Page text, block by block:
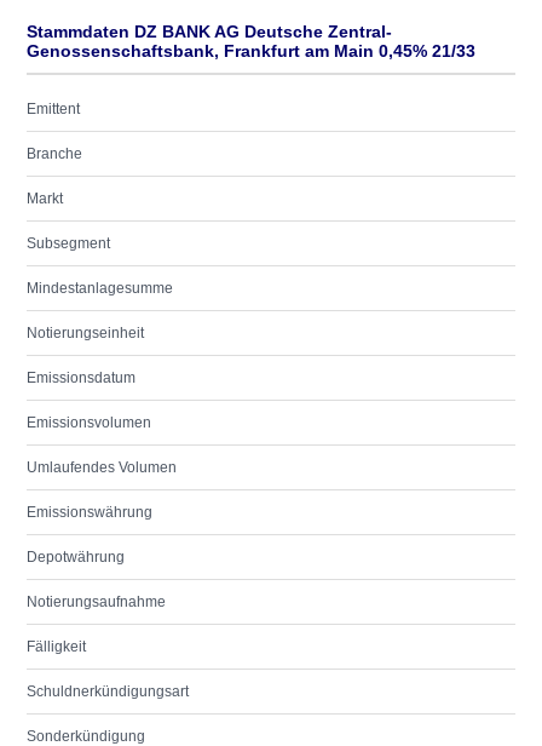
Stammdaten DZ BANK AG Deutsche Zentral-
Genossenschaftsbank, Frankfurt am Main 0,45% 21/33
Emittent
Branche
Markt
Subsegment
Mindestanlagesumme
Notierungseinheit
Emissionsdatum
Emissionsvolumen
Umlaufendes Volumen
Emissionswährung
Depotwährung
Notierungsaufnahme
Fälligkeit
Schuldnerkündigungsart
Sonderkündigung